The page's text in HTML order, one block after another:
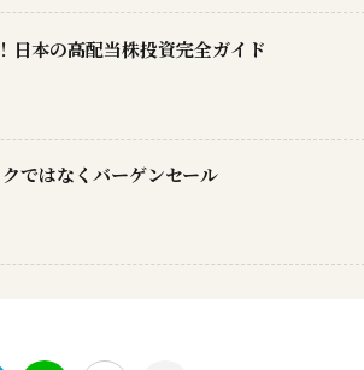
日本の高配当株投資完全ガイド
ではなくバーゲンセール